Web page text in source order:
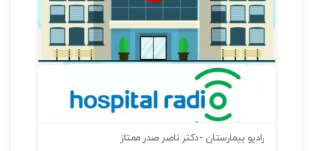
رادیو بیمارستان -دکتر ناصر صدر ممتاز